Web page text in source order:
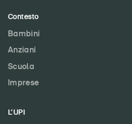
Contesto
Bambini
Anziani
Scuola
Imprese
L’UPI